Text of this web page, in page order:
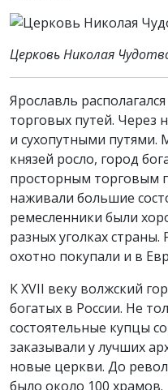
Церковь Николая
Ярославль
торговых путей. Через
и сухопутными путями.
князей росло, город
просторным торговым
наживали большие
ремесленники были
разных уголках
охотно покупали и в
К XVII веку волжский
богатых в России. Не
состоятельные купцы
заказывали у лучших
новые церкви. До
было около 100 храмов.